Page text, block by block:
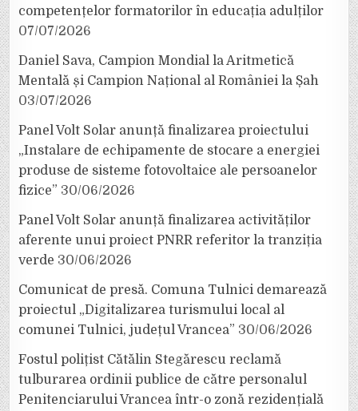
competențelor formatorilor în educația adulților
07/07/2026
Daniel Sava, Campion Mondial la Aritmetică
Mentală și Campion Național al României la Șah
03/07/2026
Panel Volt Solar anunță finalizarea proiectului
„Instalare de echipamente de stocare a energiei
produse de sisteme fotovoltaice ale persoanelor
fizice” 30/06/2026
Panel Volt Solar anunță finalizarea activităților
aferente unui proiect PNRR referitor la tranziția
verde 30/06/2026
Comunicat de presă. Comuna Tulnici demarează
proiectul „Digitalizarea turismului local al
comunei Tulnici, județul Vrancea” 30/06/2026
Fostul polițist Cătălin Stegărescu reclamă
tulburarea ordinii publice de către personalul
Penitenciarului Vrancea într-o zonă rezidențială